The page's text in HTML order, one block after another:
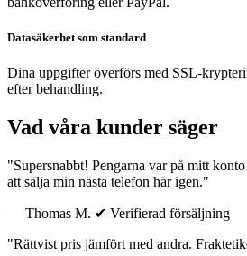
Datasäkerhet som standard
Dina uppgifter överförs med SSL-
efter behandling.
Vad våra kunder säger
"Supersnabbt! Pengarna var på mitt
att sälja min nästa telefon här igen."
— Thomas M. ✔ Verifierad försäljning
"Rättvist pris jämfört med andra.